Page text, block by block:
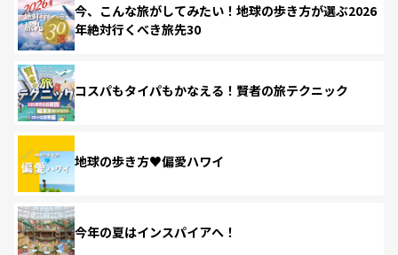
今、こんな旅がしてみたい！地球の歩き方が選ぶ2026
年絶対行くべき旅先30
コスパもタイパもかなえる！賢者の旅テクニック
地球の歩き方♥偏愛ハワイ
今年の夏はインスパイアへ！